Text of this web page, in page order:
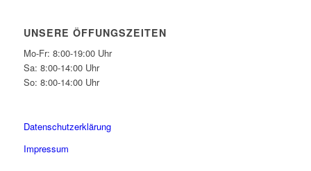
UNSERE ÖFFUNGSZEITEN
Mo-Fr: 8:00-19:00 Uhr
Sa: 8:00-14:00 Uhr
So: 8:00-14:00 Uhr
Datenschutzerklärung
Impressum